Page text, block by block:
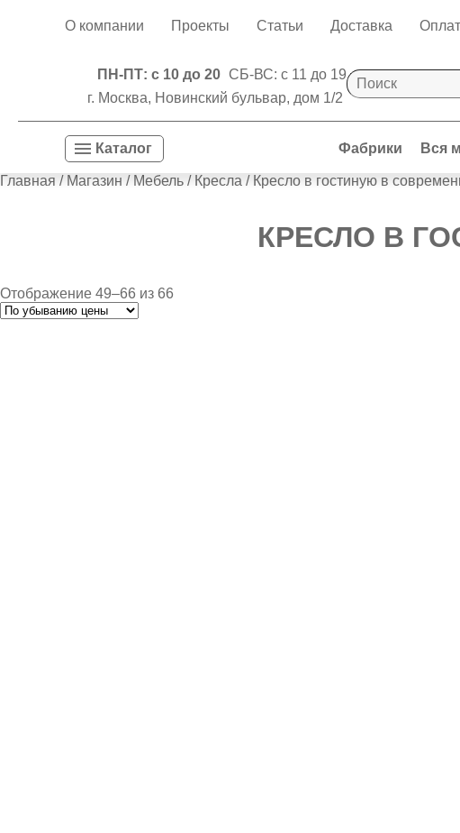
О компании Проекты Статьи Доставка
ПН-ПТ: с 10 до 20 СБ-ВС: с 11 до 19
г. Москва, Новинский бульвар, дом 1/2
Фабрики Вся
Каталог
Главная / Магазин / Мебель / Кресла / Кресло в гостиную в
КРЕСЛО В
Отображение 49–66 из 66